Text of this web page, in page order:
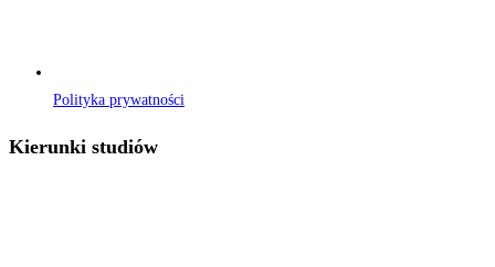
Polityka prywatności
Kierunki studiów